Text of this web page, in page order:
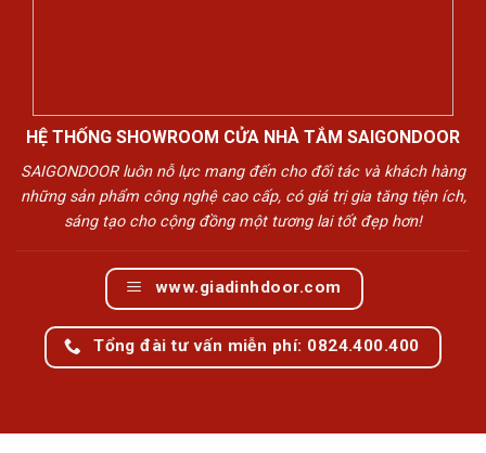
HỆ THỐNG SHOWROOM CỬA NHÀ TẮM SAIGONDOOR
SAIGONDOOR luôn nỗ lực mang đến cho đối tác và khách hàng
những sản phẩm công nghệ cao cấp, có giá trị gia tăng tiện ích,
sáng tạo cho cộng đồng một tương lai tốt đẹp hơn!
www.giadinhdoor.com
Tổng đài tư vấn miễn phí: 0824.400.400